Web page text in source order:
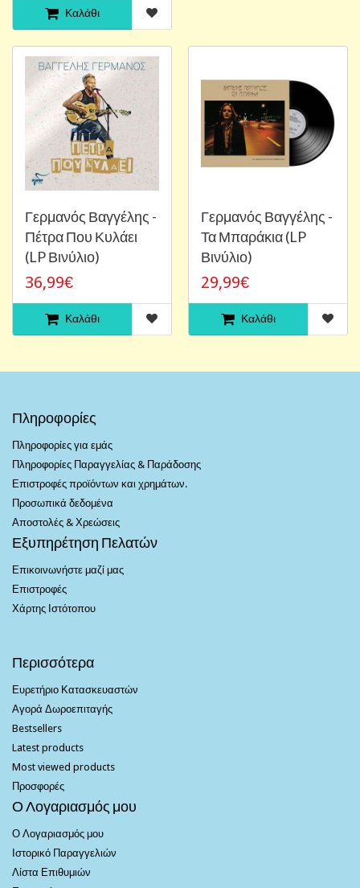
Καλάθι
Γερμανός Βαγγέλης -
Πέτρα Που Κυλάει
(LP Βινύλιο)
36,99€
Καλάθι
Γερμανός Βαγγέλης -
Τα Μπαράκια (LP
Βινύλιο)
29,99€
Καλάθι
Πληροφορίες
Πληροφορίες για εμάς
Πληροφορίες Παραγγελίας & Παράδοσης
Επιστροφές προϊόντων και χρημάτων.
Προσωπικά δεδομένα
Αποστολές & Χρεώσεις
Εξυπηρέτηση Πελατών
Επικοινωνήστε μαζί μας
Επιστροφές
Χάρτης Ιστότοπου
Περισσότερα
Ευρετήριο Κατασκευαστών
Αγορά Δωροεπιταγής
Bestsellers
Latest products
Most viewed products
Προσφορές
Ο Λογαριασμός μου
Ο Λογαριασμός μου
Ιστορικό Παραγγελιών
Λίστα Επιθυμιών